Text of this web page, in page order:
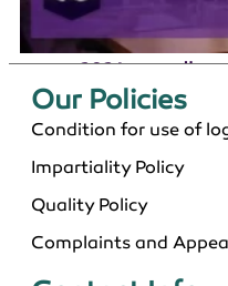
بالسعودية 2026
Our Policies​
Condition for use of
Impartiality Policy
Quality Policy
Complaints and